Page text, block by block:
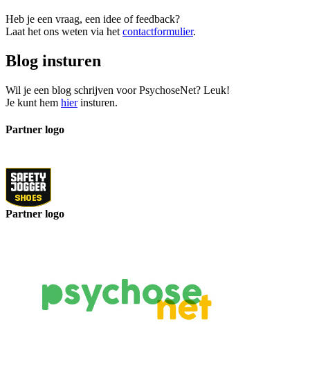
Heb je een vraag, een idee of feedback?
Laat het ons weten via het contactformulier.
Blog insturen
Wil je een blog schrijven voor PsychoseNet? Leuk!
Je kunt hem hierinsturen.
Partner logo
Partner logo